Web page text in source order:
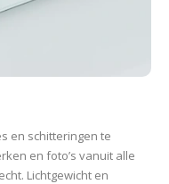
en schitteringen te
en foto’s vanuit alle
Lichtgewicht en